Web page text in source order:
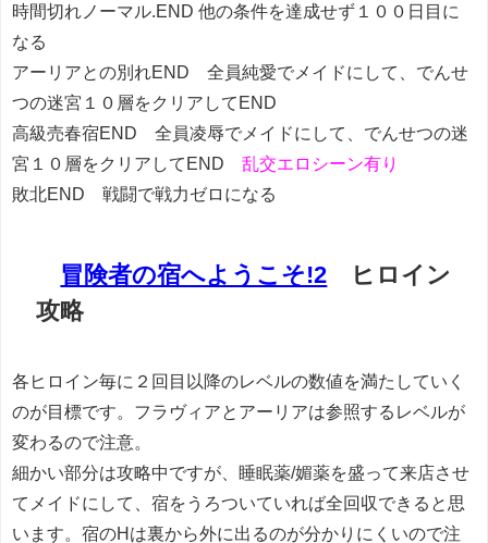
時間切れノーマル.END 他の条件を達成せず１００日目に
なる
アーリアとの別れEND 全員純愛でメイドにして、でんせ
つの迷宮１０層をクリアしてEND
高級売春宿END 全員凌辱でメイドにして、でんせつの迷
宮１０層をクリアしてEND 乱交エロシーン有り
敗北END 戦闘で戦力ゼロになる
冒険者の宿へようこそ!2 ヒロイン
攻略
各ヒロイン毎に２回目以降のレベルの数値を満たしていく
のが目標です。フラヴィアとアーリアは参照するレベルが
変わるので注意。
細かい部分は攻略中ですが、睡眠薬/媚薬を盛って来店させ
てメイドにして、宿をうろついていれば全回収できると思
います。宿のHは裏から外に出るのが分かりにくいので注